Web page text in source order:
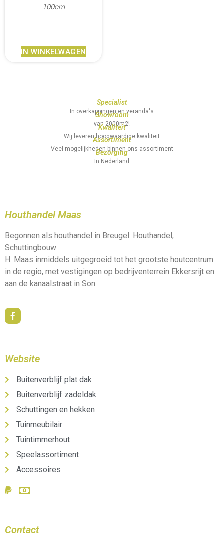
100cm
IN WINKELWAGEN
Specialist
In overkappingen en veranda's
Showroom
van 2000m2!
Kwaliteit
Wij leveren hoogwaardige kwaliteit
Assortiment
Veel mogelijkheden binnen ons assortiment
Bezorging
In Nederland
Houthandel Maas
Begonnen als houthandel in Breugel. Houthandel,
Schuttingbouw
H. Maas inmiddels uitgegroeid tot het grootste houtcentrum
in de regio, met vestigingen op bedrijventerrein Ekkersrijt en
aan de kanaalstraat in Son
Website
Buitenverblijf plat dak
Buitenverblijf zadeldak
Schuttingen en hekken
Tuinmeubilair
Tuintimmerhout
Speelassortiment
Accessoires
Contact